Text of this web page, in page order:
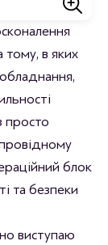
тому, в яких
просто
блок
та безпеки
виступаю